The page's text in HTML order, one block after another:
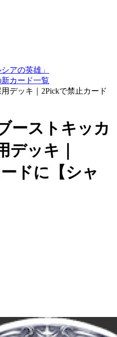
アの英雄」
カード一覧
デッキ｜2Pickで禁止カード
ーストキッカ
デッキ｜
ドに【シャ